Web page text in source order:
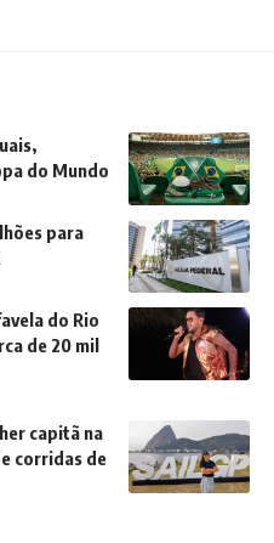
do Mundo
para
do Rio
de 20 mil
capitã na
corridas de